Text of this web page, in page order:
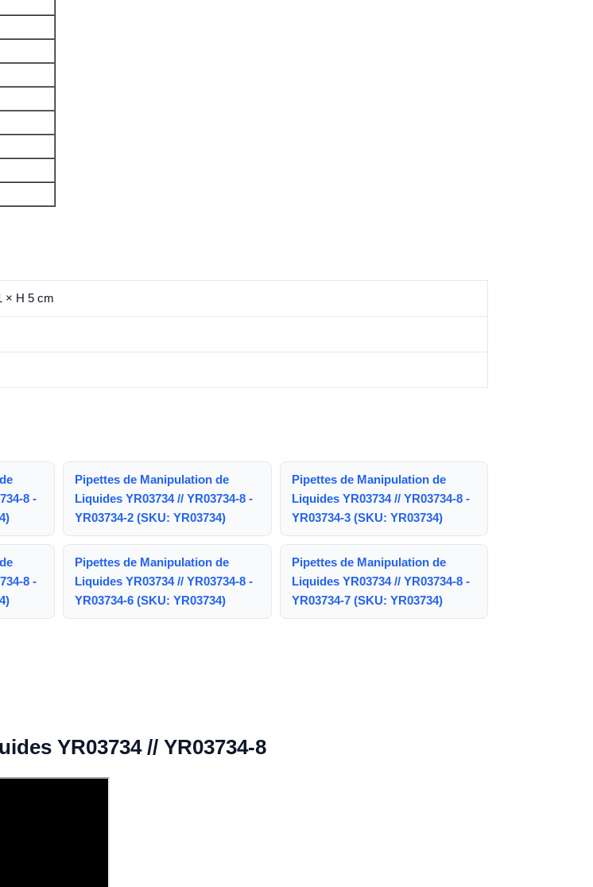
× H 5 cm
8 -
Pipettes de Manipulation de
Liquides YR03734 // YR03734-8 -
YR03734-2 (SKU: YR03734)
Pipettes de Manipulation de
Liquides YR03734 // YR03734-8 -
YR03734-3 (SKU: YR03734)
8 -
Pipettes de Manipulation de
Liquides YR03734 // YR03734-8 -
YR03734-6 (SKU: YR03734)
Pipettes de Manipulation de
Liquides YR03734 // YR03734-8 -
YR03734-7 (SKU: YR03734)
YR03734 // YR03734-8